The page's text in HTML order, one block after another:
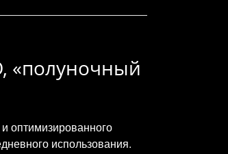
«полуночный
оптимизированного
использования.